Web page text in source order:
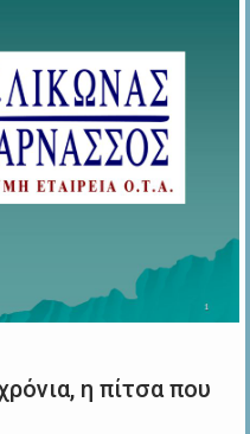
η πίτσα που